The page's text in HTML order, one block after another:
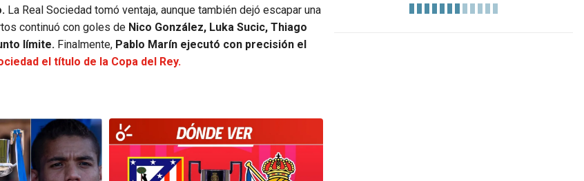
La Real Sociedad tomó ventaja, aunque también dejó escapar una
continuó con goles de Nico González, Luka Sucic, Thiago
límite. Finalmente, Pablo Marín ejecutó con precisión el
el título de la Copa del Rey.